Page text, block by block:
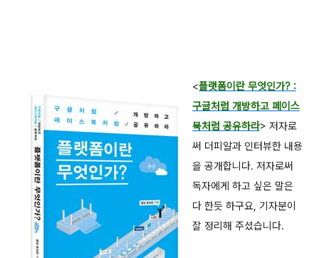
<플랫폼이란 무엇인가? :
구글처럼 개방하고 페이스
북처럼 공유하라> 저자로
써 더피알과 인터뷰한 내용
을 공개합니다. 저자로써
독자에게 하고 싶은 말은
다 한듯 하구요, 기자분이
잘 정리해 주셨습니다.